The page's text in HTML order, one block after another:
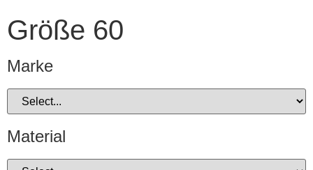
Größe 60
Marke
Material